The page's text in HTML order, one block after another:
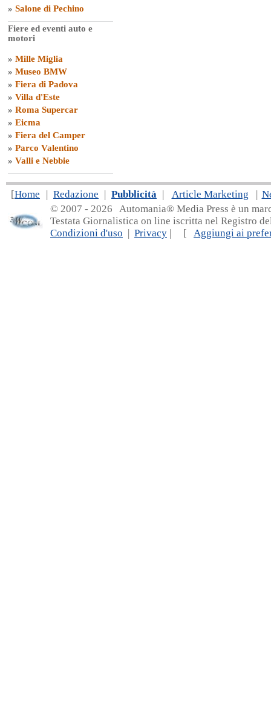
» Salone di Pechino
Fiere ed eventi auto e
motori
» Mille Miglia
» Museo BMW
» Fiera di Padova
» Villa d'Este
» Roma Supercar
» Eicma
» Fiera del Camper
» Parco Valentino
» Valli e Nebbie
[Home | Redazione | Pubblicità | Article Marketing |
© 2007 - 2026 Automania® Media Press è un
Testata Giornalistica on line iscritta nel Registro
Condizioni d'uso | Privacy | [ Aggiungi ai